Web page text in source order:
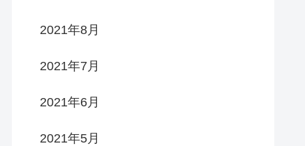
2021年8月
2021年7月
2021年6月
2021年5月